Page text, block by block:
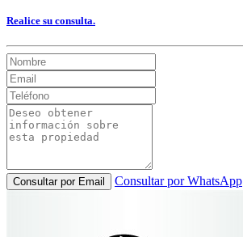
Realice su consulta.
Consultar por Email Consultar por WhatsApp